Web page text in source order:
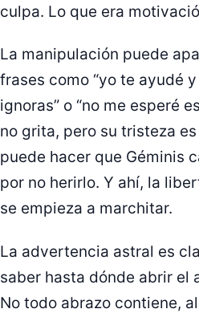
culpa. Lo que era
La manipulación puede
frases como “yo te ayudé
ignoras” o “no me esperé
no grita, pero su tristeza
puede hacer que Géminis
por no herirlo. Y ahí, la
se empieza a marchitar.
La advertencia astral es
saber hasta dónde abrir el
No todo abrazo contiene,